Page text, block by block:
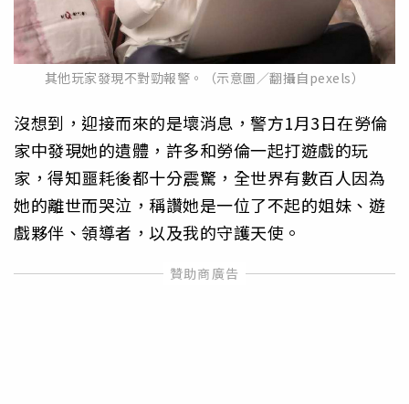
其他玩家發現不對勁報警。（示意圖／翻攝自pexels）
沒想到，迎接而來的是壞消息，警方1月3日在勞倫
家中發現她的遺體，許多和勞倫一起打遊戲的玩
家，得知噩耗後都十分震驚，全世界有數百人因為
她的離世而哭泣，稱讚她是一位了不起的姐妹、遊
戲夥伴、領導者，以及我的守護天使。